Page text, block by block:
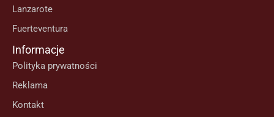
Lanzarote
Fuerteventura
Informacje
Polityka prywatności
Reklama
Kontakt